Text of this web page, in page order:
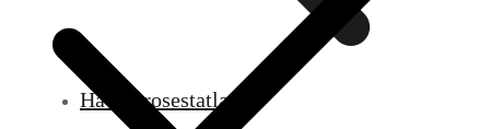
Hava Prosestatları